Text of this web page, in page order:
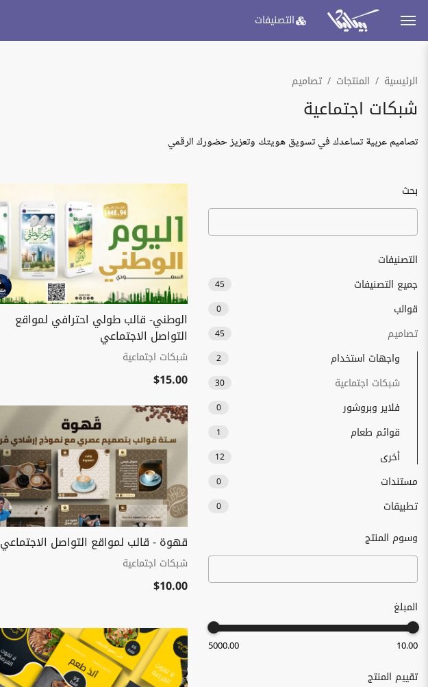
التصنيفات
الرئيسية المنتجات تصاميم
شبكات اجتماعية
تصاميم عربية تساعدك في تسويق هويتك وتعزيز حضورك الرقمي
بحث
التصنيفات
جميع التصنيفات
45
قوالب 0
تصاميم 45
واجهات استخدام 2
شبكات اجتماعية 30
فلاير وبروشور 0
قوائم طعام 1
أخرى 12
مستندات 0
تطبيقات 0
وسوم المنتج
المبلغ
10.00
5000.00
تقييم المنتج
الوطني- قالب طولي احترافي لمواقع
التواصل الاجتماعي
شبكات اجتماعية
$15.00
قهوة - قالب لمواقع التواصل الاجتماعي
شبكات اجتماعية
$10.00